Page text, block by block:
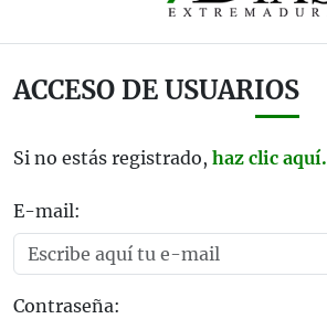
ACCESO DE USUARIOS
Si no estás registrado, haz clic aquí.
E-mail:
Contraseña: